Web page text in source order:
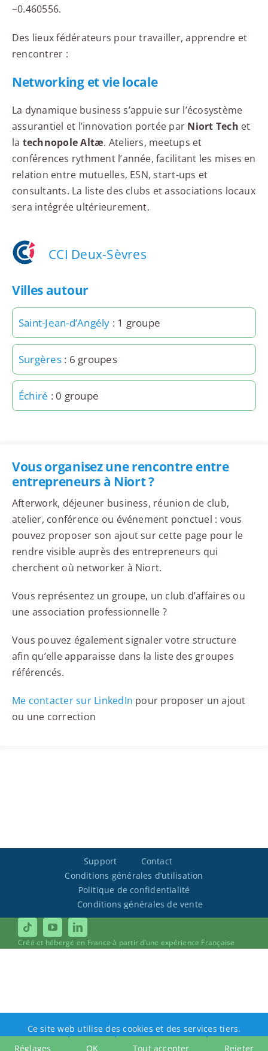
−0.460556.
Des lieux fédérateurs pour travailler, apprendre et
rencontrer :
Networking et vie locale
La dynamique business s’appuie sur l’écosystème
assurantiel et l’innovation portée par Niort Tech et
la technopole Altæ. Ateliers, meetups et
conférences rythment l’année, facilitant les mises en
relation entre mutuelles, ESN, start-ups et
consultants. La liste des clubs et associations locaux
sera intégrée ultérieurement.
CCI Deux-Sèvres
Villes autour
Saint-Jean-d’Angély : 1 groupe
Surgères: 6 groupes
Échiré : 0 groupe
Vous organisez une rencontre entre
entrepreneurs à Niort ?
Afterwork, déjeuner business, réunion de club,
atelier, conférence ou événement ponctuel : vous
pouvez proposer son ajout sur cette page pour le
rendre visible auprès des entrepreneurs qui
cherchent où networker à Niort.
Vous représentez un groupe, un club d’affaires ou
une association professionnelle ?
Vous pouvez également signaler votre structure
afin qu’elle apparaisse dans la liste des groupes
référencés.
Me contacter sur LinkedIn pour proposer un ajout
ou une correction
Support
Contact
Conditions générales d’utilisation
Politique de confidentialité
Conditions générales de vente
Créé et hébergé en France à partir d’une expérience Française
Ce site web utilise des cookies et des services tiers.
Réglages
OK Tout accepter Rejeter